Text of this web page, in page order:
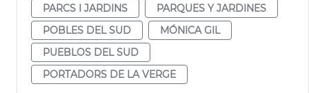
PARCS I JARDINS
PARQUES Y JARDINES
POBLES DEL SUD
MÓNICA GIL
PUEBLOS DEL SUD
PORTADORS DE LA VERGE